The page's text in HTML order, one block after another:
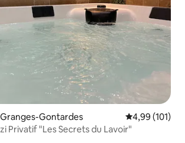
Gontardes Note
4,99 (101)
Privatif "Les Secrets du Lavoir"